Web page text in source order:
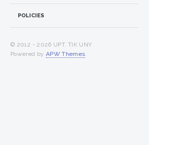
POLICIES
© 2012 - 2026 UPT. TIK UNY
Powered by APW Themes